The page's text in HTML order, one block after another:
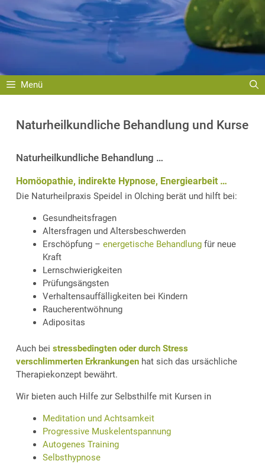
Menü
Naturheilkundliche Behandlung und Kurse
Naturheilkundliche Behandlung …
Homöopathie, indirekte Hypnose, Energiearbeit …
Die Naturheilpraxis Speidel in Olching berät und hilft bei:
Gesundheitsfragen
Altersfragen und Altersbeschwerden
Erschöpfung – energetische Behandlung für neue
Kraft
Lernschwierigkeiten
Prüfungsängsten
Verhaltensauffälligkeiten bei Kindern
Raucherentwöhnung
Adipositas
Auch bei stressbedingten oder durch Stress
verschlimmerten Erkrankungen hat sich das ursächliche
Therapiekonzept bewährt.
Wir bieten auch Hilfe zur Selbsthilfe mit Kursen in
Meditation und Achtsamkeit
Progressive Muskelentspannung
Autogenes Training
Selbsthypnose